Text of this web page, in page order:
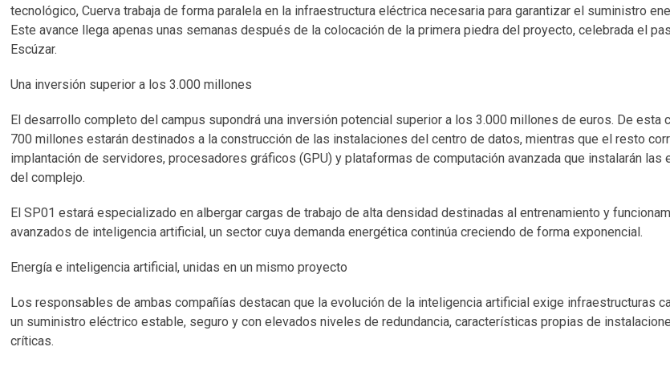
tecnológico, Cuerva trabaja de forma paralela en la infraestructura eléctrica necesaria para garantizar el suministro
Este avance llega apenas unas semanas después de la colocación de la primera piedra del proyecto, celebrada el
Escúzar.
Una inversión superior a los 3.000 millones
El desarrollo completo del campus supondrá una inversión potencial superior a los 3.000 millones de euros. De esta
700 millones estarán destinados a la construcción de las instalaciones del centro de datos, mientras que el resto
implantación de servidores, procesadores gráficos (GPU) y plataformas de computación avanzada que instalarán las
del complejo.
El SP01 estará especializado en albergar cargas de trabajo de alta densidad destinadas al entrenamiento y
avanzados de inteligencia artificial, un sector cuya demanda energética continúa creciendo de forma exponencial.
Energía e inteligencia artificial, unidas en un mismo proyecto
Los responsables de ambas compañías destacan que la evolución de la inteligencia artificial exige infraestructuras
un suministro eléctrico estable, seguro y con elevados niveles de redundancia, características propias de
críticas.